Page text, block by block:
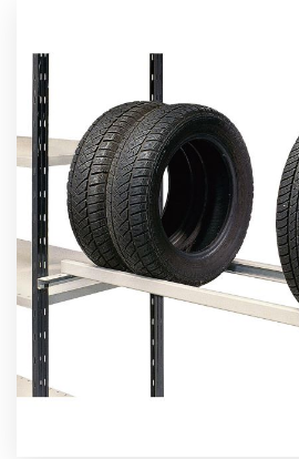
end
the
images
gallery